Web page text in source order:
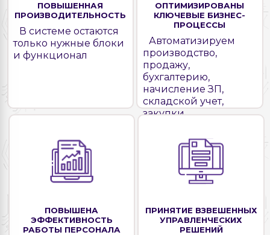
ПОВЫШЕННАЯ
ПРОИЗВОДИТЕЛЬНОСТЬ
В системе остаются
только нужные блоки
и функционал
ОПТИМИЗИРОВАНЫ
КЛЮЧЕВЫЕ БИЗНЕС-
ПРОЦЕССЫ
Автоматизируем
производство,
продажу,
бухгалтерию,
начисление ЗП,
складской учет,
закупки
ПОВЫШЕНА
ЭФФЕКТИВНОСТЬ
РАБОТЫ ПЕРСОНАЛА
ПРИНЯТИЕ ВЗВЕШЕННЫХ
УПРАВЛЕНЧЕСКИХ
РЕШЕНИЙ